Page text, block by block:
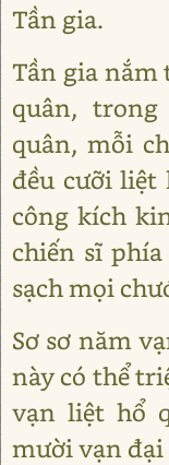
Tần gia.
Tần gia nắm
quân,
quân, mỗi
đều cưỡi liệt
công kích
chiến sĩ
sạch mọi
Sơ sơ năm
này có thể
vạn liệt hổ
mười vạn